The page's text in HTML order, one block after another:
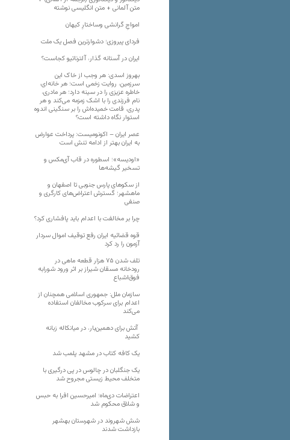
متن آلمانی + متن انگلیسی نوشته
‌امواجِ گرانشی وساختارِ کیهان
فردای پیروزی؛ دشوارترین فصل یک ملت
ایران در آستانه گذار، آلترناتیو کجاست؟
بهروز اسدی: هر وجب از خاک‌ این
سرزمین، روایت زخمی است؛ هر خانه‌ای،
خاطره عزیزی را در سینه دارد؛ هر مادری،
نام فرزندی را با اشک زمزمه می‌کند و هر
پدری، قامت خمیده‌اش را بر سنگینی اندوه
استوار نگاه داشته است؟
عصر ایران – اکونومیست: پرداخت عوارض
به ایران بهتر از ادامه تنش است
«اودیسه»؛ اسطوره در قاب آی‌مکس و
تسخیر گیشه‌ها
از سکوهای پارس جنوبی تا اصفهان و
ماهشهر؛ گسترش اعتراض‌های کارگری و
صنفی
چرا بر مخالفت با اعدام باید پافشاری کرد؟
قوه قضائیه ایران رفع توقیف اموال سردار
آزمون را رد کرد
تلف شدن ۷۵ هزار قطعه ماهی در
رودخانه مسقان شیراز بر اثر ورود شورابه
فوق‌اشباع
سازمان ملل: جمهوری اسلامی همچنان از
اعدام برای سرکوب مخالفان استفاده
می‌کند
آتش برای دهمین‌بار، در میانکاله زبانه
کشید
یک کافه کتاب در مشهد پلمب شد
یک جنگلبان در چالوس در پی درگیری با
متخلف محیط زیستی مجروح شد
اعتراضات دی‌ماه؛ امیرحسین افرا به حبس
و شلاق محکوم شد
شش شهروند در شهرستان بهشهر
بازداشت شدند